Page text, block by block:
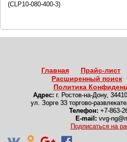
(CLP10-080-400-3)
Главная Прайс-лист
Расширенный поиск
Политика
Адрес: г. Ростов-на-Дону,
ул. Зорге 33 торгово-
Телефон: +7-863-
E-mail: vvg-
Подписаться на